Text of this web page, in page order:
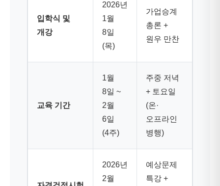
입학식 및
개강
2026년
1월
8일
(목)
가업승계
총론 +
원우 만찬
교육 기간
1월
8일 ~
2월
6일
(4주)
주중 저녁
+ 토요일
(온·
오프라인
병행)
2026년
2월
예상문제
특강 +